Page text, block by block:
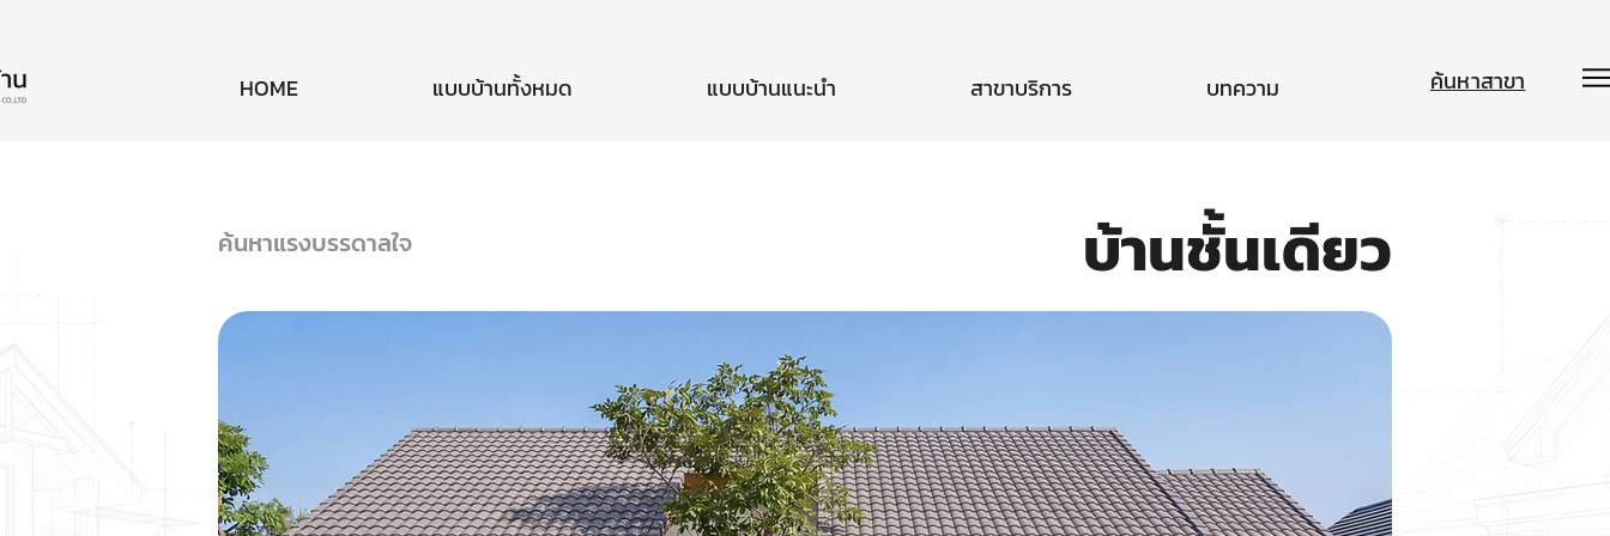
HOME แบบบ้านทั้งหมด แบบบ้านแนะนำ สาขาบริการ บทความ ค้นหาสาขา
ค้นหาแรงบรรดาลใจ บ้านชั้นเดียว